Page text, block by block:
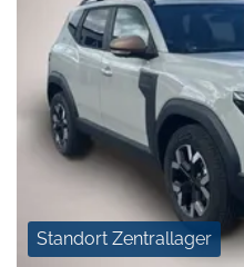
Standort Zentrallager